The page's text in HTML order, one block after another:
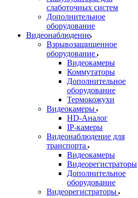
слаботочных систем
Дополнительное
оборудование
Видеонаблюдение
Взрывозащищенное
оборудование
Видеокамеры
Коммутаторы
Дополнительное
оборудование
Термокожухи
Видеокамеры
HD-Аналог
IP-камеры
Видеонаблюдение для
транспорта
Видеокамеры
Видеорегистраторы
Дополнительное
оборудование
Видеорегистраторы